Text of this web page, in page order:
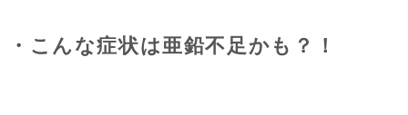
・こんな症状は亜鉛不足かも？！